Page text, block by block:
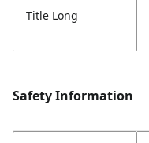
Title Long
Safety Information